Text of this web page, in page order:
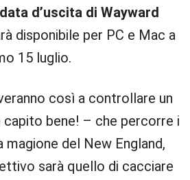
d’uscita di Wayward
disponibile per PC e Mac a
15 luglio.
così a controllare un
bene! – che percorre i
magione del New England,
sarà quello di cacciare